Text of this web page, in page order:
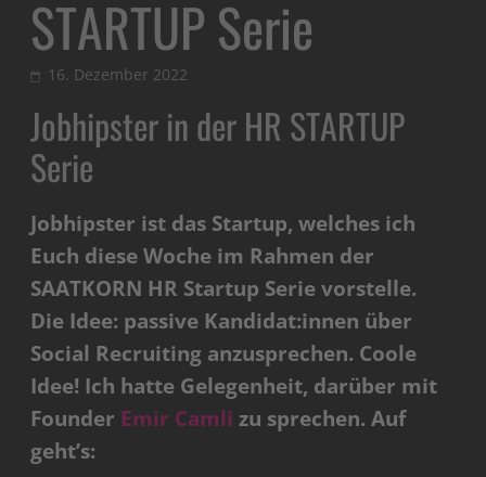
STARTUP Serie
16. Dezember 2022
Jobhipster in der HR STARTUP
Serie
Jobhipster ist das Startup, welches ich
Euch diese Woche im Rahmen der
SAATKORN HR Startup Serie vorstelle.
Die Idee: passive Kandidat:innen über
Social Recruiting anzusprechen. Coole
Idee! Ich hatte Gelegenheit, darüber mit
Founder Emir Camli zu sprechen. Auf
geht’s: